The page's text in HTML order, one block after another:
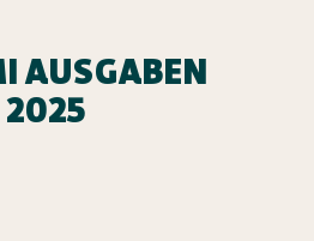
AUSGABEN
2025